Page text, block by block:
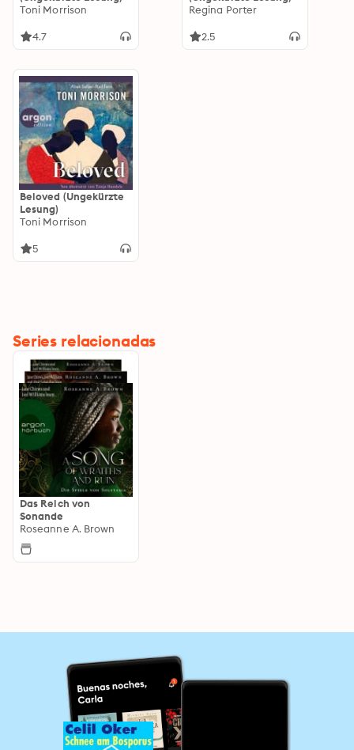
Toni Morrison
4.7
Regina Porter
2.5
Beloved (Ungekürzte
Lesung)
Toni Morrison
5
Series relacionadas
Das Reich von
Sonande
Roseanne A. Brown